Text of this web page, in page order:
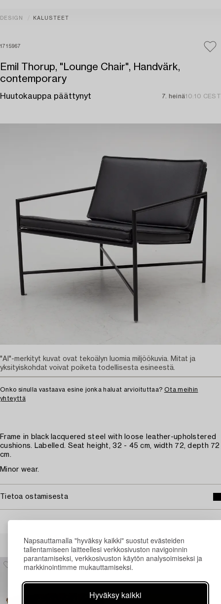
Napsauttamalla "hyväksy kaikki" suostut evästeiden
tallentamiseen laitteellesi verkkosivuston navigoinnin
parantamiseksi, verkkosivuston käytön analysoimiseksi ja
markkinointimme mukauttamiseksi.
Hyväksy kaikki
DESIGN KALUSTEET
1715967
Emil Thorup, "Lounge Chair", Handvärk,
contemporary
Huutokauppa päättynyt 7. heinä10:10 CEST
Onko sinulla vastaava esine jonka haluat arvioituttaa? Ota meihin
yhteyttä
Frame in black lacquered steel with loose leather-upholstered
cushions. Labelled. Seat height, 32 - 45 cm, width 72, depth 72
cm.
Minor wear.
Tietoa ostamisesta
"AI"-merkityt kuvat ovat tekoälyn luomia miljöökuvia. Mitat ja
yksityiskohdat voivat poiketa todellisesta esineestä.
Muiden katsomia kohteita